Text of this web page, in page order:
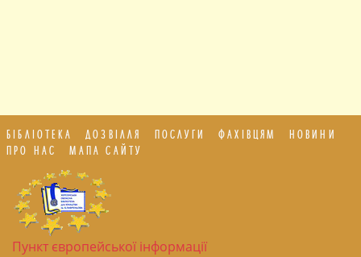
БІБЛІОТЕКА ДОЗВІЛЛЯ ПОСЛУГИ ФАХІВЦЯМ
НОВИНИ
ПРО НАС
МАПА САЙТУ
Пункт європейської інформації